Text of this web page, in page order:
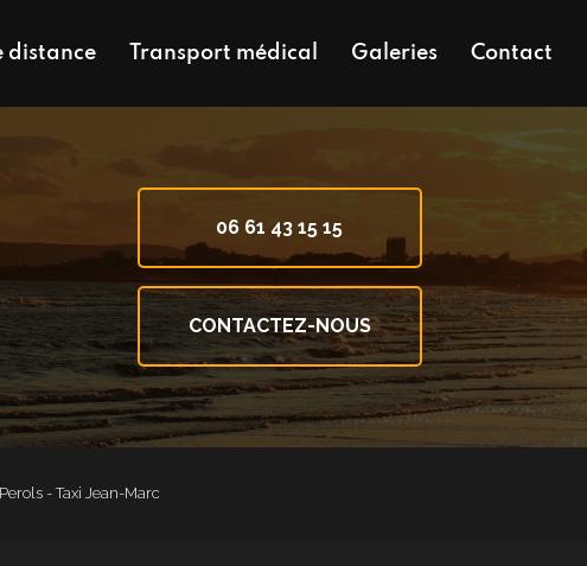
distance Transport médical Galeries Contact
06 61 43 15 15
CONTACTEZ-NOUS
- Taxi Jean-Marc